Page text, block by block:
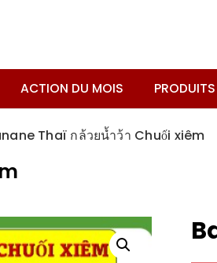
ACTION DU MOIS
Thaï กล้วยน้ำว้า Chuối xiêm